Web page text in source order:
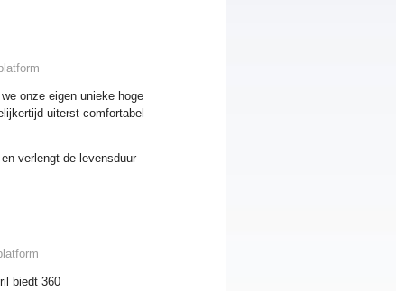
onze eigen unieke hoge
uiterst comfortabel
verlengt de levensduur
biedt 360